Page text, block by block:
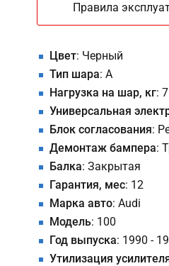
Правила
Цвет: Черный
Тип шара: A
Нагрузка на шар, кг:
Универсальная
Блок согласования:
Демонтаж бампера:
Балка: Закрытая
Гарантия, мес: 12
Марка авто: Audi
Модель: 100
Год выпуска: 1990 -
Утилизация